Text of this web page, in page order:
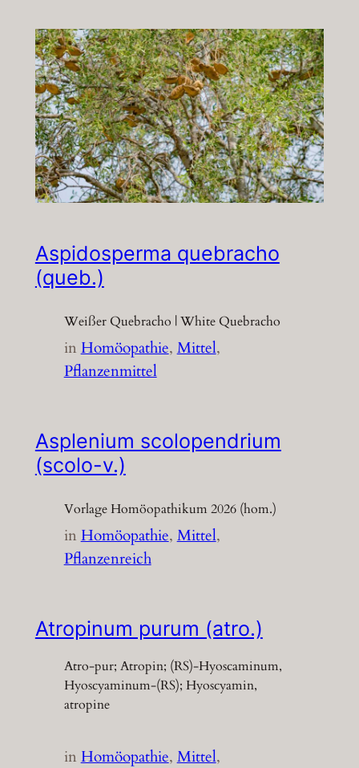
Aspidosperma quebracho
(queb.)
Weißer Quebracho | White Quebracho
inHomöopathie, Mittel
Pflanzenmittel
Asplenium scolopendrium
(scolo-v.)
Vorlage Homöopathikum 2026 (hom.)
inHomöopathie, Mittel
Pflanzenreich
Atropinum purum (atro.)
Atro-pur; Atropin; (RS)-Hyoscaminum,
Hyoscyaminum-(RS); Hyoscyamin,
atropine
inHomöopathie, Mittel